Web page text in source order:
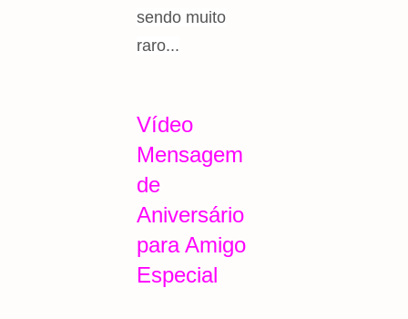
sendo muito
raro...
Vídeo
Mensagem
de
Aniversário
para Amigo
Especial